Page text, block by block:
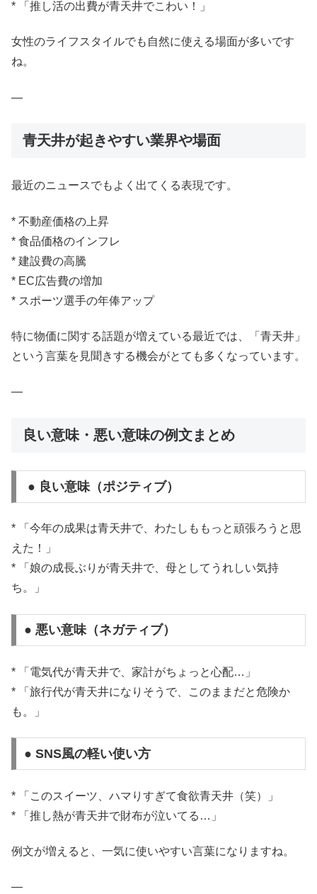
* 「推し活の出費が青天井でこわい！」
女性のライフスタイルでも自然に使える場面が多いです
ね。
—
青天井が起きやすい業界や場面
最近のニュースでもよく出てくる表現です。
* 不動産価格の上昇
* 食品価格のインフレ
* 建設費の高騰
* EC広告費の増加
* スポーツ選手の年俸アップ
特に物価に関する話題が増えている最近では、「青天井」
という言葉を見聞きする機会がとても多くなっています。
—
良い意味・悪い意味の例文まとめ
● 良い意味（ポジティブ）
* 「今年の成果は青天井で、わたしももっと頑張ろうと思
えた！」
* 「娘の成長ぶりが青天井で、母としてうれしい気持
ち。」
● 悪い意味（ネガティブ）
* 「電気代が青天井で、家計がちょっと心配…」
* 「旅行代が青天井になりそうで、このままだと危険か
も。」
● SNS風の軽い使い方
* 「このスイーツ、ハマりすぎて食欲青天井（笑）」
* 「推し熱が青天井で財布が泣いてる…」
例文が増えると、一気に使いやすい言葉になりますね。
—